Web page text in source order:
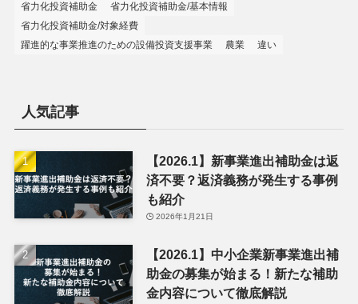
省力化投資補助金
省力化投資補助金/基本情報
省力化投資補助金/対象経費
躍進的な事業推進のための設備投資支援事業
農業 違い
人気記事
【2026.1】新事業進出補助金は返
済不要？返済義務が発生する事例
も紹介
2026年1月21日
【2026.1】中小企業新事業進出補
助金の募集が始まる！新たな補助
金内容について徹底解説